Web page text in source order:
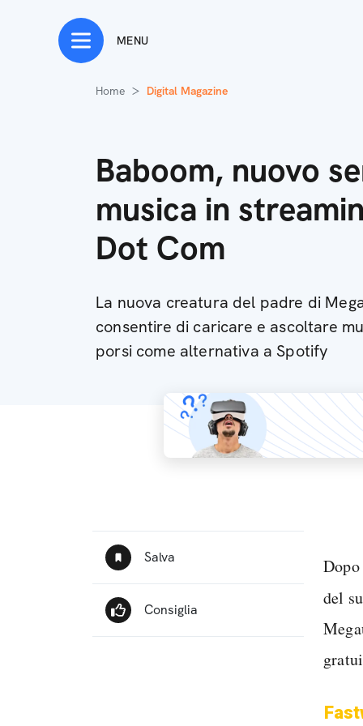
MENU
Home Digital Magazine
Baboom, nuovo
musica in
Dot Com
La nuova creatura del padre di
consentire di caricare e ascoltare
porsi come alternativa a Spotify
del